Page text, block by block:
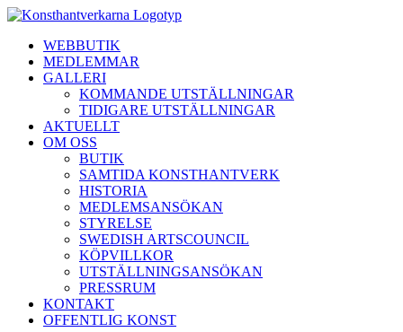
Fortsätt
innehålletWEBBUTIK
MEDLEMMAR
GALLERI
KOMMANDE UTSTÄLLNINGAR
TIDIGARE UTSTÄLLNINGAR
AKTUELLT
OM OSS
BUTIK
SAMTIDA KONSTHANTVERK
HISTORIA
MEDLEMSANSÖKAN
STYRELSE
SWEDISH ARTSCOUNCIL
KÖPVILLKOR
UTSTÄLLNINGSANSÖKAN
PRESSRUM
KONTAKT
OFFENTLIG KONST